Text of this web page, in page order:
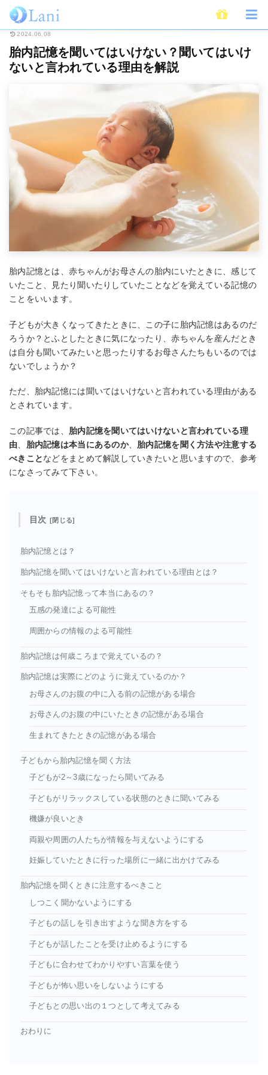
ホーム スピリチュアル 胎内記憶を聞いてはいけない？聞いてはいけない
2024.06.08
胎内記憶を聞いてはいけない？聞いてはいけ
ないと言われている理由を解説
胎内記憶とは、赤ちゃんがお母さんの胎内にいたときに、感じて
いたこと、見たり聞いたりしていたことなどを覚えている記憶の
ことをいいます。
子どもが大きくなってきたときに、この子に胎内記憶はあるのだ
ろうか？とふとしたときに気になったり、赤ちゃんを産んだとき
は自分も聞いてみたいと思ったりするお母さんたちもいるのでは
ないでしょうか？
ただ、胎内記憶には聞いてはいけないと言われている理由がある
とされています。
この記事では、 胎内記憶を聞いてはいけないと言われている理
由
胎内記憶は本当にあるのか、 胎内記憶を聞く方法や注意する
べきことなどをまとめて解説していきたいと思いますので、参考
になさってみて下さい。
目次
胎内記憶とは？
胎内記憶を聞いてはいけないと言われている理由とは？
そもそも胎内記憶って本当にあるの？
五感の発達による可能性
周囲からの情報のよる可能性
胎内記憶は何歳ころまで覚えているの？
胎内記憶は実際にどのように覚えているのか？
お母さんのお腹の中に入る前の記憶がある場合
お母さんのお腹の中にいたときの記憶がある場合
生まれてきたときの記憶がある場合
子どもから胎内記憶を聞く方法
子どもが2～3歳になったら聞いてみる
子どもがリラックスしている状態のときに聞いてみる
機嫌が良いとき
両親や周囲の人たちが情報を与えないようにする
妊娠していたときに行った場所に一緒に出かけてみる
胎内記憶を聞くときに注意するべきこと
しつこく聞かないようにする
子どもの話しを引き出すような聞き方をする
子どもが話したことを受け止めるようにする
子どもに合わせてわかりやすい言葉を使う
子どもが怖い思いをしないようにする
子どもとの思い出の１つとして考えてみる
おわりに